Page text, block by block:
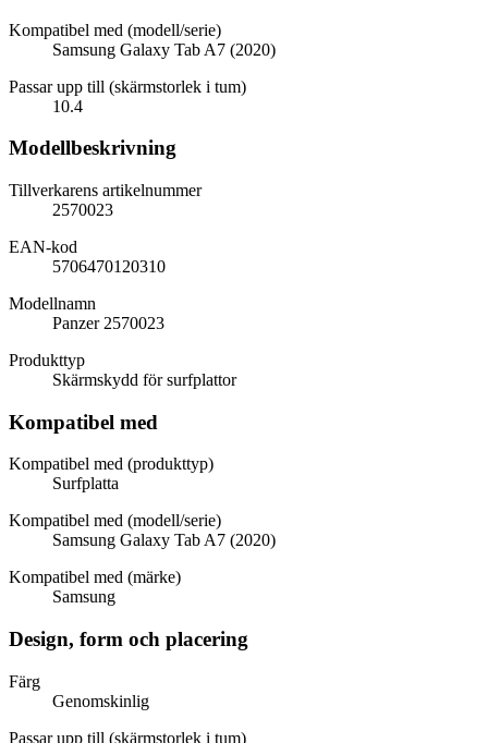
Kompatibel med (modell/serie)
Samsung Galaxy Tab A7 (2020)
Passar upp till (skärmstorlek i tum)
10.4
Modellbeskrivning
Tillverkarens artikelnummer
2570023
EAN-kod
5706470120310
Modellnamn
Panzer 2570023
Produkttyp
Skärmskydd för surfplattor
Kompatibel med
Kompatibel med (produkttyp)
Surfplatta
Kompatibel med (modell/serie)
Samsung Galaxy Tab A7 (2020)
Kompatibel med (märke)
Samsung
Design, form och placering
Färg
Genomskinlig
Passar upp till (skärmstorlek i tum)